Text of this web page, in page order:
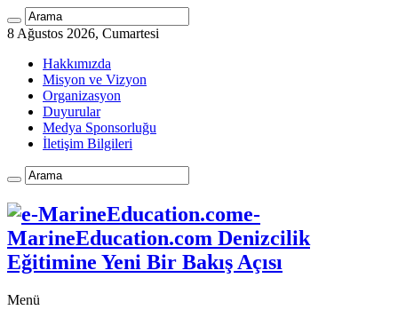
8 Ağustos 2026, Cumartesi
Hakkımızda
Misyon ve Vizyon
Organizasyon
Duyurular
Medya Sponsorluğu
İletişim Bilgileri
e-
MarineEducation.com Denizcilik
Eğitimine Yeni Bir Bakış Açısı
Menü